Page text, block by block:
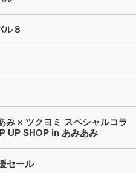
ル８
み × ツクヨミ スペシャルコラ
UP SHOP in あみあみ
セール